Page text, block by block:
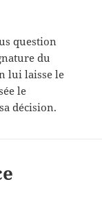
question
du
lui laisse le
le
décision.